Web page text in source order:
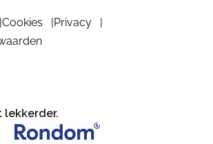
Cookies
Privacy
lekkerder.